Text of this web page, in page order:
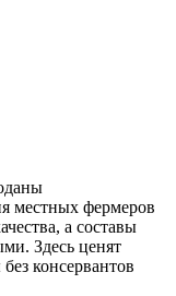
местных фермеров
а составы
Здесь ценят
консервантов